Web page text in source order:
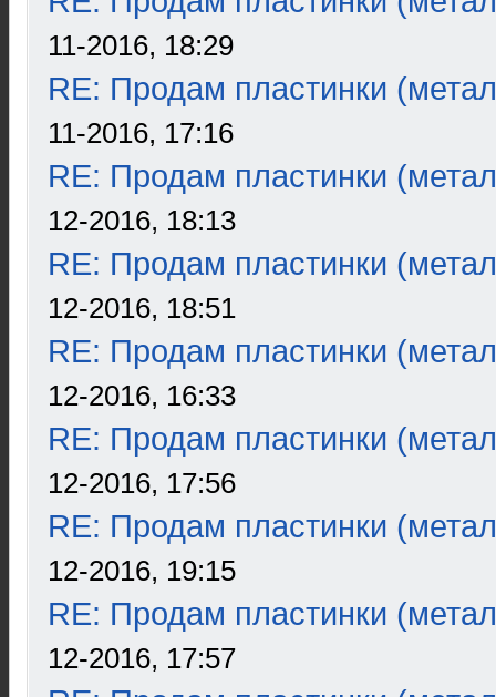
11-2016, 18:29
RE: Продам пластинки
11-2016, 17:16
RE: Продам пластинки
12-2016, 18:13
RE: Продам пластинки
12-2016, 18:51
RE: Продам пластинки
12-2016, 16:33
RE: Продам пластинки
12-2016, 17:56
RE: Продам пластинки
12-2016, 19:15
RE: Продам пластинки
12-2016, 17:57